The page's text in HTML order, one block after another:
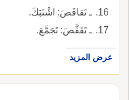
ـ تَقافَصَ: اشْتَبَكَ.
ـ تَقَفَّصَ: تَجَمَّعَ.
عرض المزيد